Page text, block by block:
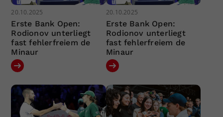
20.10.2025
Erste Bank Open:
Rodionov unterliegt
fast fehlerfreiem de
Minaur
20.10.2025
Erste Bank Open:
Rodionov unterliegt
fast fehlerfreiem de
Minaur